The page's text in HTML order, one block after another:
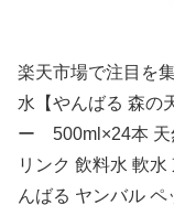
楽天市場で注目を
水【やんばる 森の
ー 500ml×24本 天
リンク 飲料水 軟
んばる ヤンバル